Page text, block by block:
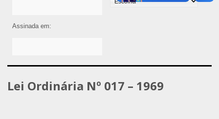
Assinada em:
Lei Ordinária Nº 017 – 1969